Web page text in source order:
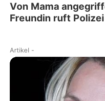
Von Mama
Freundin ruft Polizei
Artikel -